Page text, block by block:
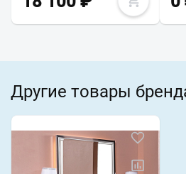
Другие товары